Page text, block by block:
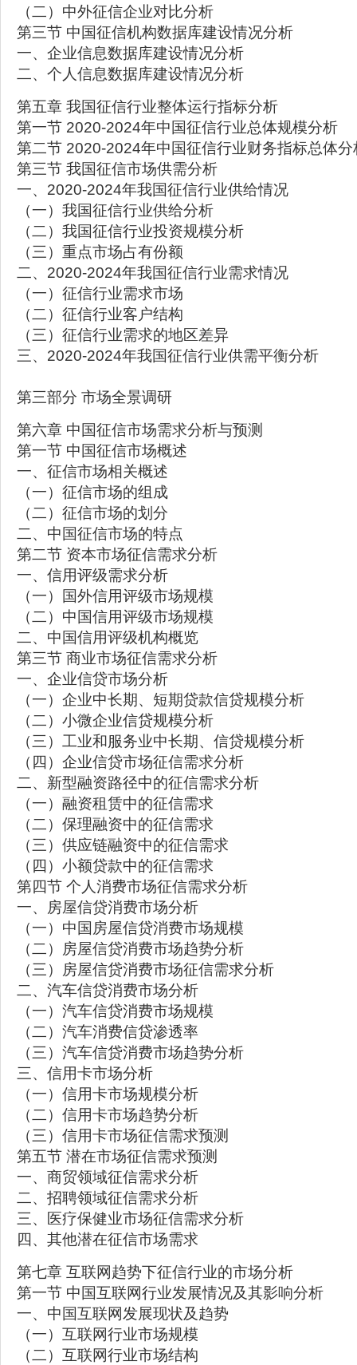
（二）中外征信企业对比分析
第三节 中国征信机构数据库建设情况分析
一、企业信息数据库建设情况分析
二、个人信息数据库建设情况分析
第五章 我国征信行业整体运行指标分析
第一节 2020-2024年中国征信行业总体规模分析
第二节 2020-2024年中国征信行业财务指标总体分
第三节 我国征信市场供需分析
一、2020-2024年我国征信行业供给情况
（一）我国征信行业供给分析
（二）我国征信行业投资规模分析
（三）重点市场占有份额
二、2020-2024年我国征信行业需求情况
（一）征信行业需求市场
（二）征信行业客户结构
（三）征信行业需求的地区差异
三、2020-2024年我国征信行业供需平衡分析
第三部分 市场全景调研
第六章 中国征信市场需求分析与预测
第一节 中国征信市场概述
一、征信市场相关概述
（一）征信市场的组成
（二）征信市场的划分
二、中国征信市场的特点
第二节 资本市场征信需求分析
一、信用评级需求分析
（一）国外信用评级市场规模
（二）中国信用评级市场规模
二、中国信用评级机构概览
第三节 商业市场征信需求分析
一、企业信贷市场分析
（一）企业中长期、短期贷款信贷规模分析
（二）小微企业信贷规模分析
（三）工业和服务业中长期、信贷规模分析
（四）企业信贷市场征信需求分析
二、新型融资路径中的征信需求分析
（一）融资租赁中的征信需求
（二）保理融资中的征信需求
（三）供应链融资中的征信需求
（四）小额贷款中的征信需求
第四节 个人消费市场征信需求分析
一、房屋信贷消费市场分析
（一）中国房屋信贷消费市场规模
（二）房屋信贷消费市场趋势分析
（三）房屋信贷消费市场征信需求分析
二、汽车信贷消费市场分析
（一）汽车信贷消费市场规模
（二）汽车消费信贷渗透率
（三）汽车信贷消费市场趋势分析
三、信用卡市场分析
（一）信用卡市场规模分析
（二）信用卡市场趋势分析
（三）信用卡市场征信需求预测
第五节 潜在市场征信需求预测
一、商贸领域征信需求分析
二、招聘领域征信需求分析
三、医疗保健业市场征信需求分析
四、其他潜在征信市场需求
第七章 互联网趋势下征信行业的市场分析
第一节 中国互联网行业发展情况及其影响分析
一、中国互联网发展现状及趋势
（一）互联网行业市场规模
（二）互联网行业市场结构